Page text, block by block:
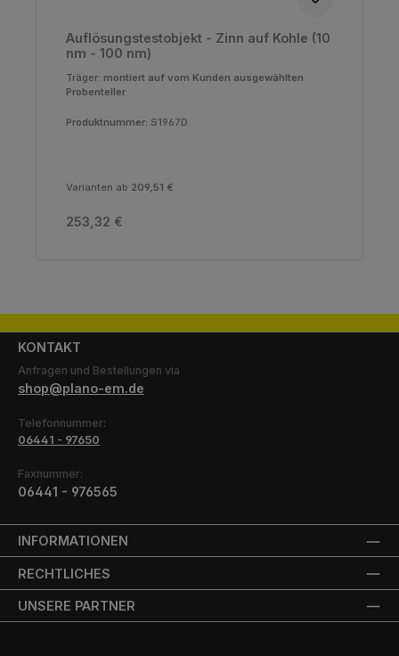
Auflösungstestobjekt - Zinn auf Kohle (10
nm - 100 nm)
Träger: montiert auf vom Kunden ausgewählten
Probenteller
Produktnummer: S1967D
Varianten ab 209,51 €
Regulärer Preis:
253,32 €
KONTAKT
Anfragen und Bestellungen via
shop@plano-em.de
Telefonnummer:
06441 - 97650
Faxnummer:
06441 - 976565
INFORMATIONEN
RECHTLICHES
UNSERE PARTNER